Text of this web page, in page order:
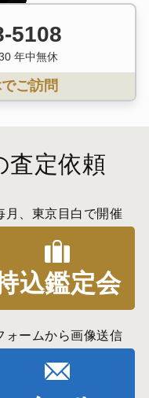
5108
年中無休
ご訪問
査定依頼
月、東京目白で開催
込鑑定会
ォームから画像送信